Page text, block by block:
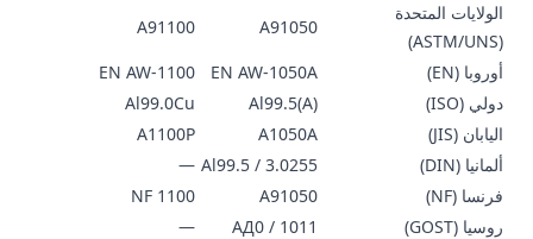
الولايات المتحدة
(ASTM/UNS)
A91050
A91100
أوروبا (EN)
EN AW-1050A
EN AW-1100
دولي (ISO)
Al99.5(A)
Al99.0Cu
اليابان (JIS)
A1050A
A1100P
ألمانيا (DIN)
Al99.5 / 3.0255
—
فرنسا (NF)
A91050
NF 1100
روسيا (GOST)
АД0 / 1011
—